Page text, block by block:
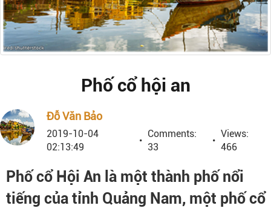
Phố cổ hội an
Đỗ Văn Bảo
2019-10-04
02:13:49
Comments:
33
Views:
466
Phố cổ Hội An là một thành phố nổi
tiếng của tỉnh Quảng Nam, một phố cổ